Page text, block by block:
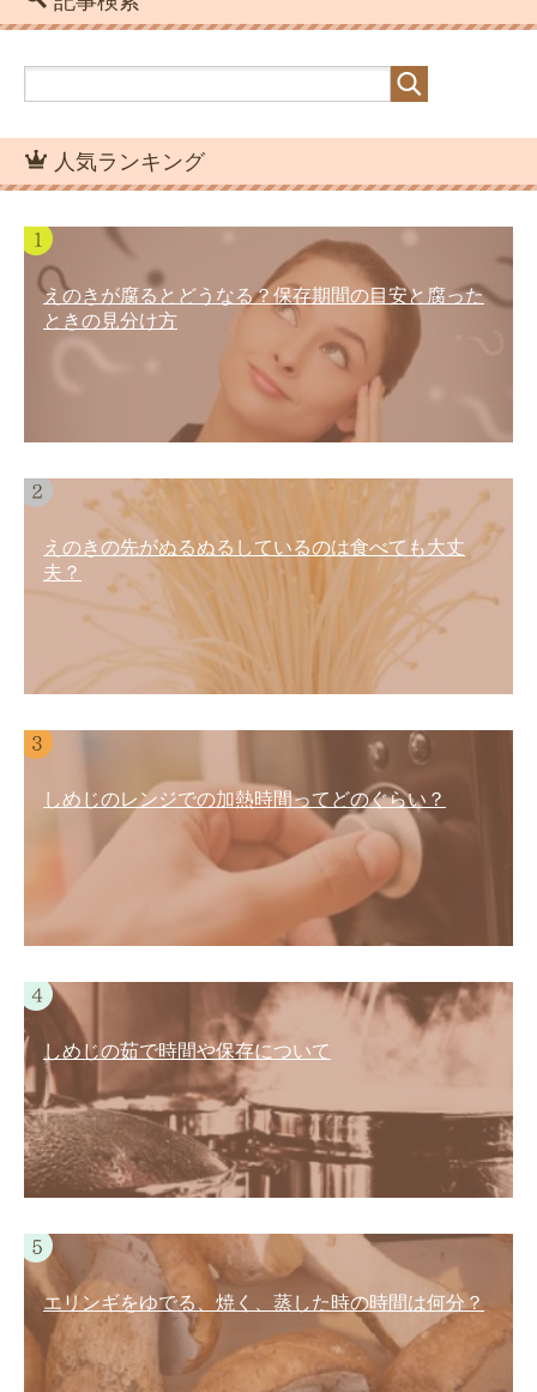
人気ランキング
えのきが腐るとどうなる？保存期間の目安と腐った
ときの見分け方
えのきの先がぬるぬるしているのは食べても大丈
夫？
しめじのレンジでの加熱時間ってどのぐらい？
しめじの茹で時間や保存について
エリンギをゆでる、焼く、蒸した時の時間は何分？